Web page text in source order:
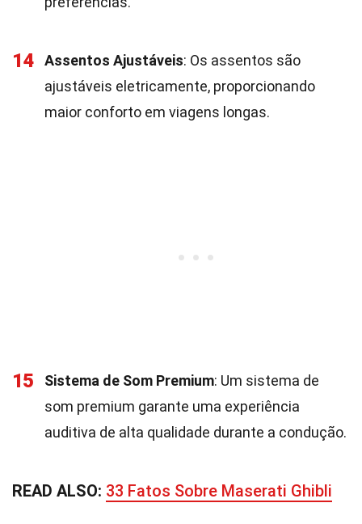
14 Assentos Ajustáveis: Os assentos são
ajustáveis eletricamente, proporcionando
maior conforto em viagens longas.
15 Sistema de Som Premium: Um sistema de
som premium garante uma experiência
auditiva de alta qualidade durante a condução.
READ ALSO: 33 Fatos Sobre Maserati Ghibli